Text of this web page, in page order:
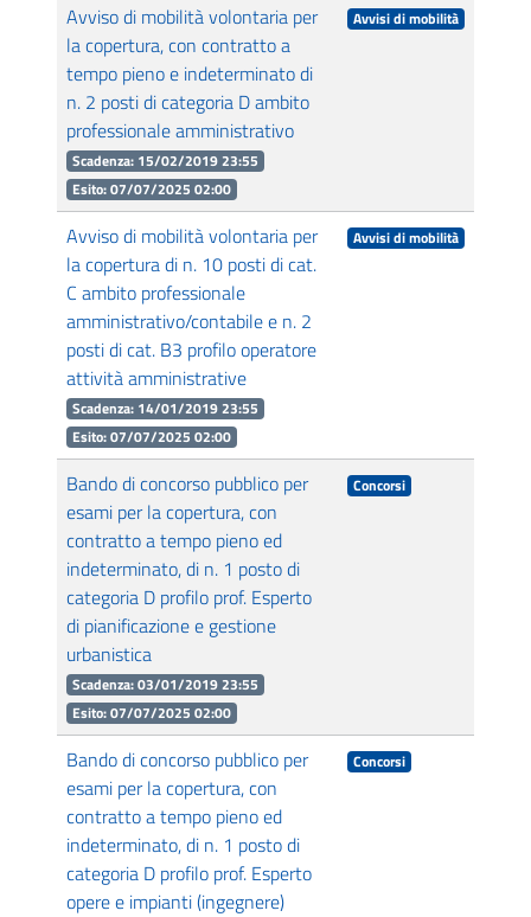
Avviso di mobilità volontaria per
la copertura, con contratto a
tempo pieno e indeterminato di
n. 2 posti di categoria D ambito
professionale amministrativo
Scadenza: 15/02/2019 23:55
Esito: 07/07/2025 02:00
Avvisi di mobilità
Avviso di mobilità volontaria per
la copertura di n. 10 posti di cat.
C ambito professionale
amministrativo/contabile e n. 2
posti di cat. B3 profilo operatore
attività amministrative
Scadenza: 14/01/2019 23:55
Esito: 07/07/2025 02:00
Avvisi di mobilità
Bando di concorso pubblico per
esami per la copertura, con
contratto a tempo pieno ed
indeterminato, di n. 1 posto di
categoria D profilo prof. Esperto
di pianificazione e gestione
urbanistica
Scadenza: 03/01/2019 23:55
Esito: 07/07/2025 02:00
Concorsi
Bando di concorso pubblico per
esami per la copertura, con
contratto a tempo pieno ed
indeterminato, di n. 1 posto di
categoria D profilo prof. Esperto
opere e impianti (ingegnere)
Concorsi